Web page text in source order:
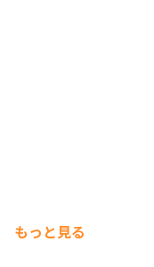
もっと見る